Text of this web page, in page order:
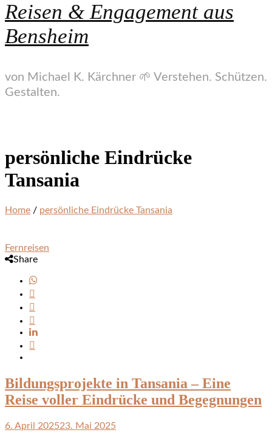
Reisen & Engagement aus
Bensheim
von Michael K. Kärchner 🌱 Verstehen. Schützen.
Gestalten.
persönliche Eindrücke
Tansania
Home / persönliche Eindrücke Tansania
Fernreisen
Share
Bildungsprojekte in Tansania – Eine
Reise voller Eindrücke und Begegnungen
6. April 202523. Mai 2025